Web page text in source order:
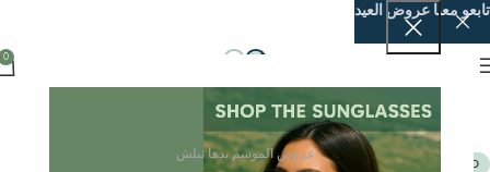
عروض الموسم بدها تبلش
0
POLARIZED
تابعو معنا عروض العيد